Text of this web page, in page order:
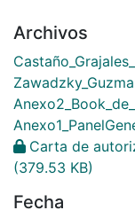
Archivos
Carta de
(379.53 KB)
Fecha